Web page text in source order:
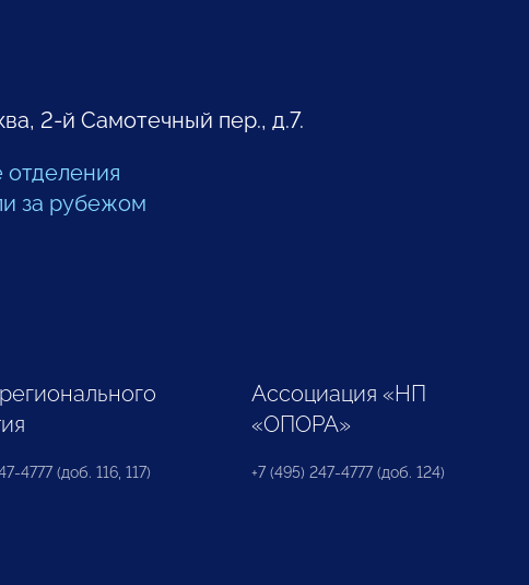
2-й Самотечный пер., д.7.
отделения
за рубежом
4777 (доб. 116, 117)
Ассоциация «НП
«ОПОРА»
+7 (495) 247-4777 (доб. 124)